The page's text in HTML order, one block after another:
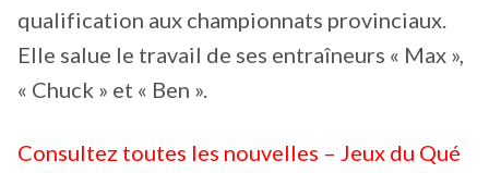
qualification aux championnats provinciaux.
Elle salue le travail de ses entraîneurs « Max »,
« Chuck » et « Ben ».
Consultez toutes les nouvelles – Jeux du Qué